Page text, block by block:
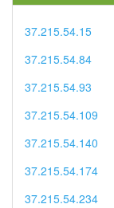
37.215.54.15
37.215.54.84
37.215.54.93
37.215.54.109
37.215.54.140
37.215.54.174
37.215.54.234